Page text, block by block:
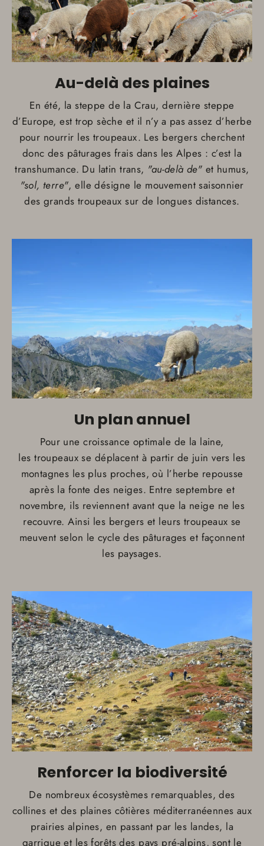
Au-delà des plaines
En été, la steppe de la Crau, dernière steppe
d’Europe, est trop sèche et il n’y a pas assez d’herbe
pour nourrir les troupeaux. Les bergers cherchent
donc des pâturages frais dans les Alpes : c’est la
transhumance. Du latin trans, "au-delà de" et humus,
"sol, terre", elle désigne le mouvement saisonnier
des grands troupeaux sur de longues distances.
Un plan annuel
Pour une croissance optimale de la laine,
les troupeaux se déplacent à partir de juin vers les
montagnes les plus proches, où l’herbe repousse
après la fonte des neiges. Entre septembre et
novembre, ils reviennent avant que la neige ne les
recouvre. Ainsi les bergers et leurs troupeaux se
meuvent selon le cycle des pâturages et façonnent
les paysages.
Renforcer la biodiversité
De nombreux écosystèmes remarquables, des
collines et des plaines côtières méditerranéennes aux
prairies alpines, en passant par les landes, la
garrigue et les forêts des pays pré-alpins, sont le